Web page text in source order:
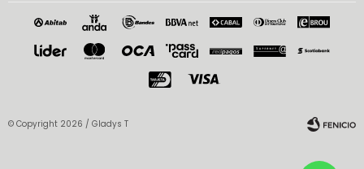
© Copyright 2026 / Gladys T